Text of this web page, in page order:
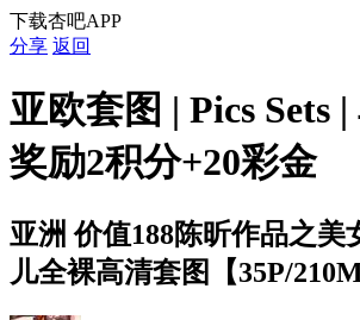
下载杏吧APP
分享 返回
亚欧套图 | Pics Sets
奖励2积分+20彩金
亚洲 价值188陈昕作品之美
儿全裸高清套图【35P/210M